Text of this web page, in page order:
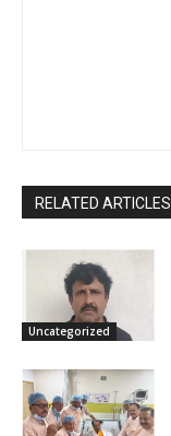
RELATED ARTICLES
Uncategorized